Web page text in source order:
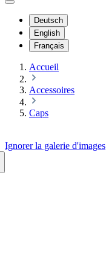
Deutsch
English
Français
Accueil
Accessoires
Caps
Ignorer la galerie d'images